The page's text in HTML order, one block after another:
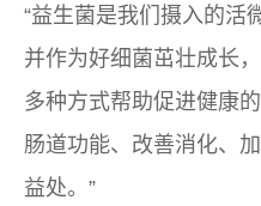
“益生菌是我们摄入的活
并作为好细菌茁壮成长
多种方式帮助促进健康
肠道功能、改善消化、
益处。”